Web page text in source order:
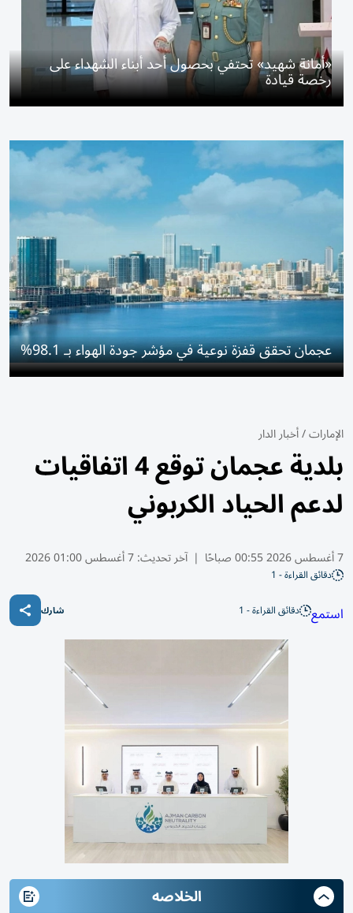
«أمانة شهيد» تحتفي بحصول أحد أبناء الشهداء على
رخصة قيادة
عجمان تحقق قفزة نوعية في مؤشر جودة الهواء بـ 98.1%
الإمارات/أخبار الدار
بلدية عجمان توقع 4 اتفاقيات
لدعم الحياد الكربوني
7 أغسطس 2026 00:55 صباحًا | آخر تحديث:7 أغسطس 01:00 2026
دقائق القراءة - 1
استمع دقائق القراءة - 1 شارك
الخلاصه